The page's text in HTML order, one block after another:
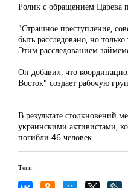
Ролик с обращением Царева
"Страшное преступление,
быть расследовано, но
Этим расследованием
Он добавил, что
Восток" создает рабочую
В результате столкновений
украинскими активистами,
погибли 46 человек.
Теги: